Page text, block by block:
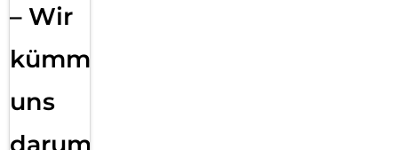
– Wir
kümmern
uns
darum!